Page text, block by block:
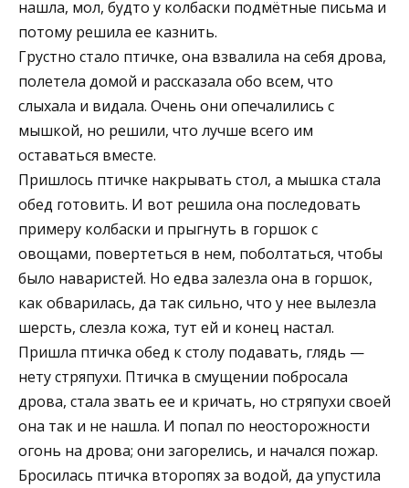
нашла, мол, будто у колбаски подмётные письма и
потому решила ее казнить.
Грустно стало птичке, она взвалила на себя дрова,
полетела домой и рассказала обо всем, что
слыхала и видала. Очень они опечалились с
мышкой, но решили, что лучше всего им
оставаться вместе.
Пришлось птичке накрывать стол, а мышка стала
обед готовить. И вот решила она последовать
примеру колбаски и прыгнуть в горшок с
овощами, повертеться в нем, поболтаться, чтобы
было наваристей. Но едва залезла она в горшок,
как обварилась, да так сильно, что у нее вылезла
шерсть, слезла кожа, тут ей и конец настал.
Пришла птичка обед к столу подавать, глядь —
нету стряпухи. Птичка в смущении побросала
дрова, стала звать ее и кричать, но стряпухи своей
она так и не нашла. И попал по неосторожности
огонь на дрова; они загорелись, и начался пожар.
Бросилась птичка второпях за водой, да упустила